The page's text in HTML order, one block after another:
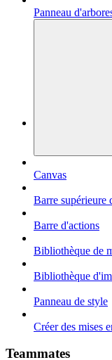
Panneau
Canvas
Barre supérieure
Barre d'actions
Bibliothèque de
Bibliothèque
Panneau de style
Créer des mises
Teammates